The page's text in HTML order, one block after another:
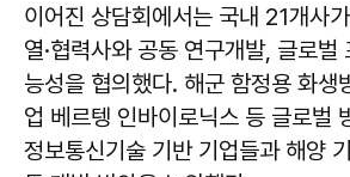
이어진 상담회에서는 국내 21개사
열·협력사와 공동 연구개발, 글로벌
능성을 협의했다. 해군 함정용 화생
업 베르텡 인바이로닉스 등 글로벌
정보통신기술 기반 기업들과 해양